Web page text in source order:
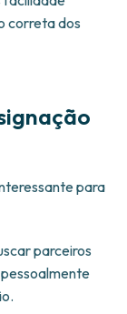
correta dos
para
parceiros